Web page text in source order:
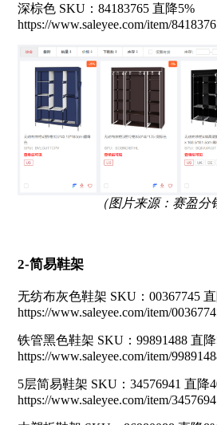
深棕色 SKU：84183765 直降5%
https://www.saleyee.com/item/
（图片来源：赛盈分
2-简易鞋架
无纺布灰色鞋架 SKU：00367745
https://www.saleyee.com/item/
铁管黑色鞋架 SKU：99891488 直
https://www.saleyee.com/item/
5层简易鞋架 SKU：34576941 直降
https://www.saleyee.com/item/